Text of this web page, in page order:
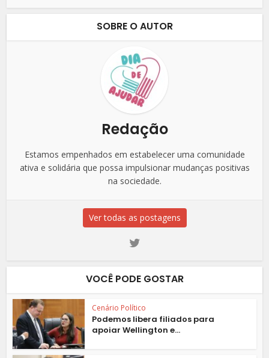
SOBRE O AUTOR
Redação
Estamos empenhados em estabelecer uma comunidade
ativa e solidária que possa impulsionar mudanças positivas
na sociedade.
Ver todas as postagens
VOCÊ PODE GOSTAR
Cenário Político
Podemos libera filiados para
apoiar Wellington e...